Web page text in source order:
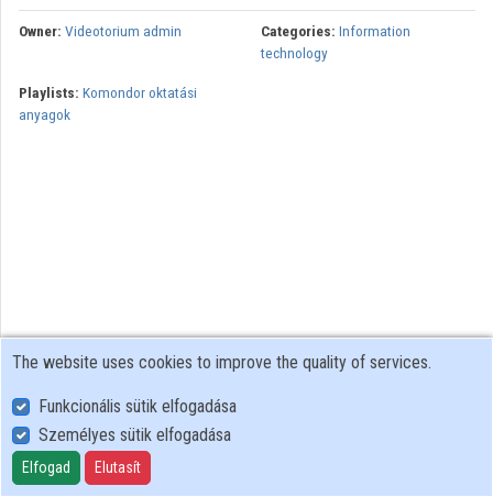
Organizations
Owner: Videotorium admin Categories: Information
technology
Playlists: Komondor oktatási
anyagok
User Policy
Adatkezelési tájékoztató (en)
Cookie Policy
The website uses cookies to improve the quality of services.
Funkcionális sütik elfogadása
Személyes sütik elfogadása
Elfogad Elutasít